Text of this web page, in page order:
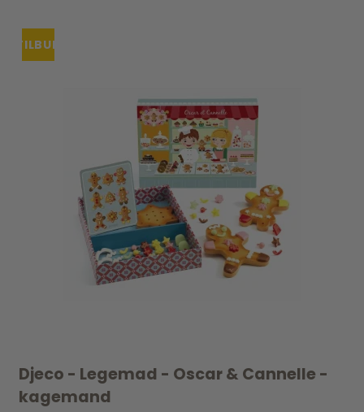
TILBUD
Djeco - Legemad - Oscar & Cannelle -
kagemand